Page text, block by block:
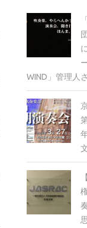
WIND」管理人